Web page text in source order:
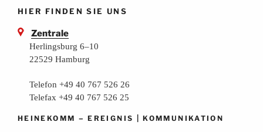
HIER FINDEN SIE UNS
Zentrale
Herlingsburg 6–10
22529 Hamburg
Telefon +49 40 767 526 26
Telefax +49 40 767 526 25
HEINEKOMM –EREIGNIS |KOMMUNIKATION